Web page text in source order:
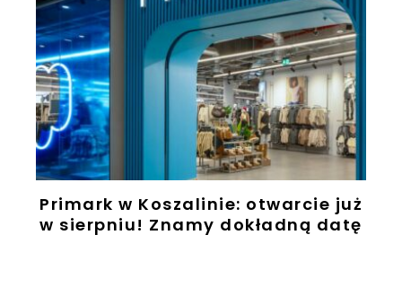
Primark w Koszalinie: otwarcie już
w sierpniu! Znamy dokładną datę